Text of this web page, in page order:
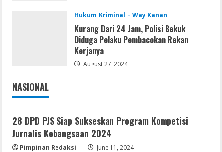
VL
Microsoft 365 Home & Business With
Crack English (To𝚛𝚛еnt)
5
Serialers
Key [Latest] x64 Windows 10
August 5, 2026
Hukum Kriminal Way Kanan
Kurang Dari 24 Jam, Polisi Bekuk
Diduga Pelaku Pembacokan Rekan
Kerjanya
August 27, 2024
NASIONAL
Jakarta
28 DPD PJS Siap Sukseskan Program Kompetisi
Jurnalis Kebangsaan 2024
Pimpinan Redaksi June 11, 2024